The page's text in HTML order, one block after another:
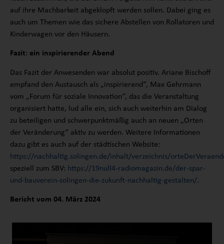
auf ihre Machbarkeit abgeklopft werden sollen. Dabei ging es
auch um Themen wie das sichere Abstellen von Rollatoren und
Kinderwagen vor den Häusern.
Fazit: ein inspirierender Abend
Das Fazit der Anwesenden war absolut positiv. Ariane Bischoff
empfand den Austausch als „inspirierend“, Max Gehrmann
vom „Forum für soziale Innovation“, das die Veranstaltung
organisiert hatte, lud alle ein, sich auch weiterhin am Dialog
zu beteiligen und schwerpunktmäßig auch an neuen „Orten
der Veränderung“ aktiv zu werden. Weitere Informationen
dazu gibt es auch auf der städtischen Website:
https://nachhaltig.solingen.de/inhalt/verzeichnis/
speziell zum SBV: https://19null4-radiomagazin.de/der-spar-
und-bauverein-solingen-die-zukunft-nachhaltig-gestalten/.
Bericht vom 04. März 2024